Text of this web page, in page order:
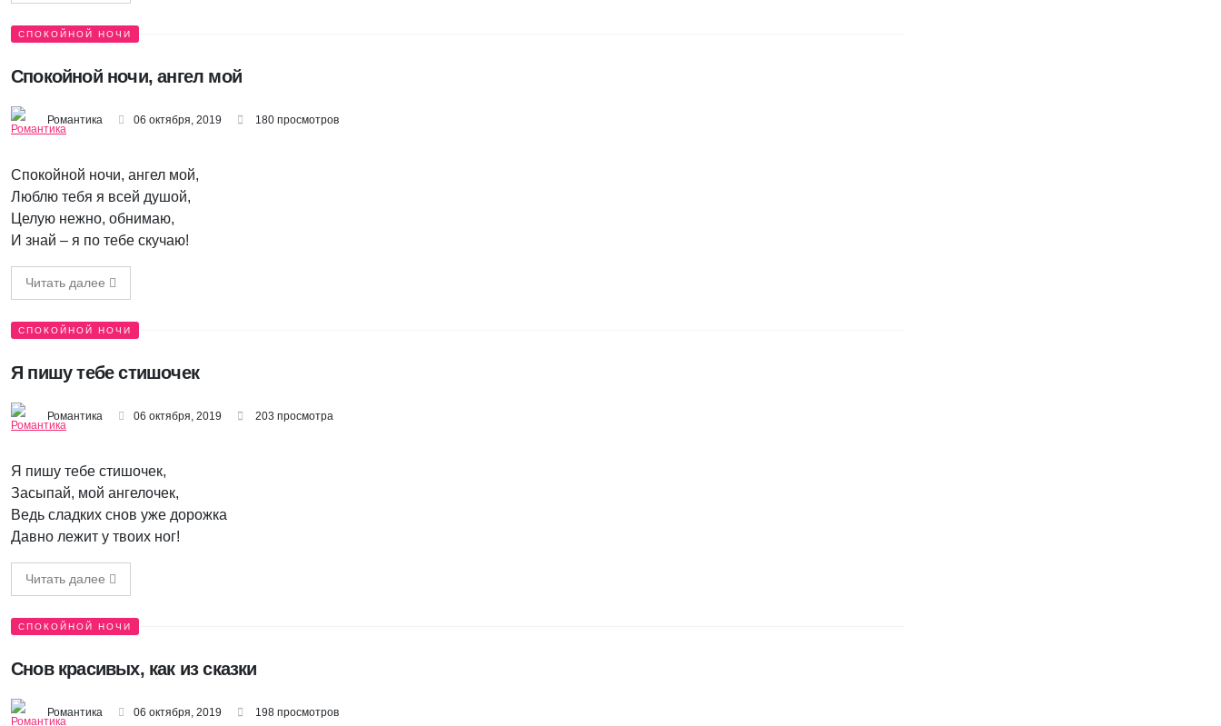
СПОКОЙНОЙ НОЧИ
Спокойной ночи, ангел мой
Романтика 06 октября, 2019 180 просмотров
Спокойной ночи, ангел мой,
Люблю тебя я всей душой,
Целую нежно, обнимаю,
И знай – я по тебе скучаю!
Читать далее
СПОКОЙНОЙ НОЧИ
Я пишу тебе стишочек
Романтика 06 октября, 2019 203 просмотра
Я пишу тебе стишочек,
Засыпай, мой ангелочек,
Ведь сладких снов уже дорожка
Давно лежит у твоих ног!
Читать далее
СПОКОЙНОЙ НОЧИ
Снов красивых, как из сказки
Романтика 06 октября, 2019 198 просмотров